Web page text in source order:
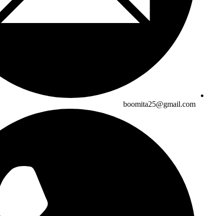
boomita25@gmail.com